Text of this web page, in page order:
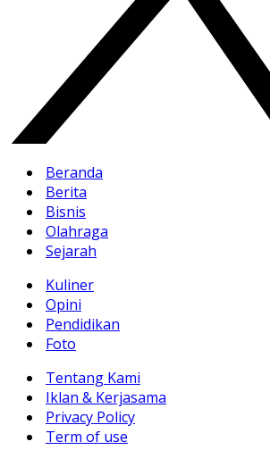
Beranda
Berita
Bisnis
Olahraga
Sejarah
Kuliner
Opini
Pendidikan
Foto
Tentang Kami
Iklan & Kerjasama
Privacy Policy
Term of use